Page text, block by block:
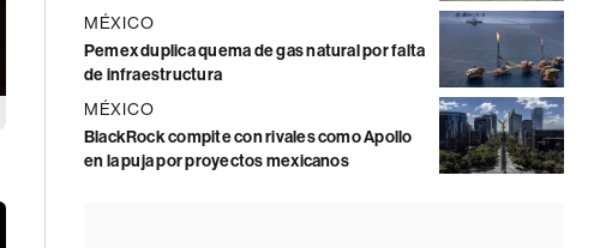
MÉXICO
Pemex duplica quema de gas natural por falta
de infraestructura
MÉXICO
BlackRock compite con rivales como Apollo
en la puja por proyectos mexicanos